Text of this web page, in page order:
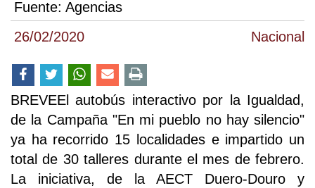
26/02/2020 Nacional
Fuente: Agencias
BREVEEl autobús interactivo por la Igualdad,
de la Campaña "En mi pueblo no hay silencio"
ya ha recorrido 15 localidades e impartido un
total de 30 talleres durante el mes de febrero.
La iniciativa, de la AECT Duero-Douro y